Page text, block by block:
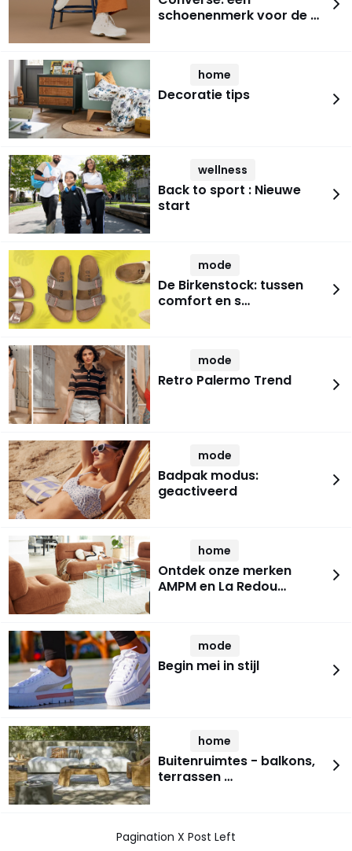
schoenenmerk voor de …
home
Decoratie tips
wellness
Back to sport : Nieuwe
start
mode
De Birkenstock: tussen
comfort en s…
mode
Retro Palermo Trend
mode
Badpak modus:
geactiveerd
home
Ontdek onze merken
AMPM en La Redou…
mode
Begin mei in stijl
home
Buitenruimtes - balkons,
terrassen …
Pagination X Post Left